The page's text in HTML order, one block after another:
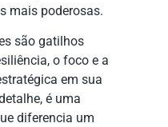
mais poderosas.
são gatilhos
o foco e a
em sua
é uma
diferencia um